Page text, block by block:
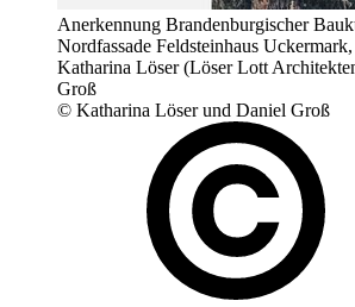
Anerkennung Brandenburgischer
Nordfassade Feldsteinhaus
Katharina Löser (Löser Lott
Groß
© Katharina Löser und Daniel Groß